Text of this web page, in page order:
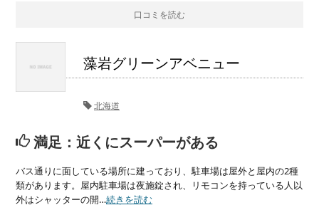
口コミを読む
藻岩グリーンアベニュー
北海道
満足：近くにスーパーがある
バス通りに面している場所に建っており、駐車場は屋外と屋内の2種
類があります。屋内駐車場は夜施錠され、リモコンを持っている人以
外はシャッターの開…続きを読む